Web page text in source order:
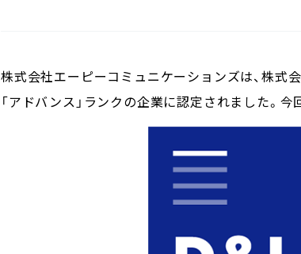
株式会社エーピーコミュニケーションズは、株式
「アドバンス」ランクの企業に認定されました。